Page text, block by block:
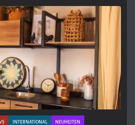
INTERNATIONAL NEUHEITEN